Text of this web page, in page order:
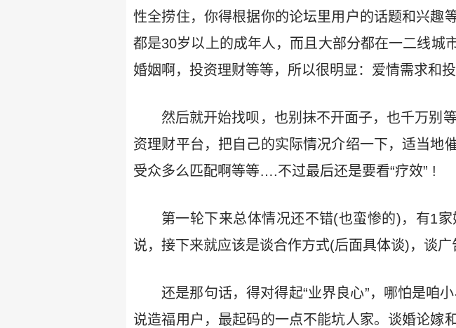
性全捞住，你得根据你的论坛里用户的话题和兴趣
都是30岁以上的成年人，而且大部分都在一二线城
婚姻啊，投资理财等等，所以很明显：爱情需求和
然后就开始找呗，也别抹不开面子，也千万别
资理财平台，把自己的实际情况介绍一下，适当地
受众多么匹配啊等等….不过最后还是要看“疗效” !
第一轮下来总体情况还不错(也蛮惨的)，有1
说，接下来就应该是谈合作方式(后面具体谈)，谈
还是那句话，得对得起“业界良心”，哪怕是咱
说造福用户，最起码的一点不能坑人家。谈婚论嫁